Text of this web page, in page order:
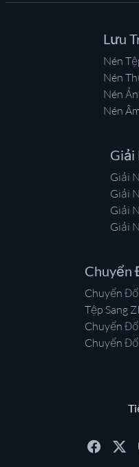
Lưu
Nén
Nén
Nén
Nén
Giải
Giải
Giải
Giải
Giải
Chuyển
Chuyển
Tệp Sang
Chuyển
Chuyển